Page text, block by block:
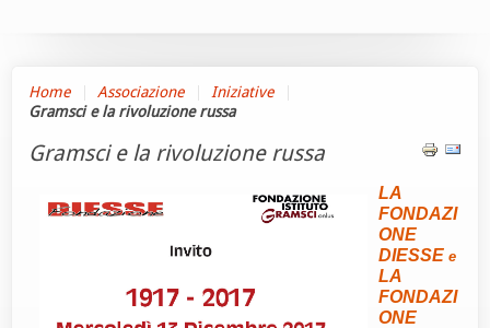
Home Associazione
Iniziative
Gramsci e la rivoluzione russa
Gramsci e la rivoluzione russa
LA
FONDAZI
ONE
DIESSE e
LA
FONDAZI
ONE